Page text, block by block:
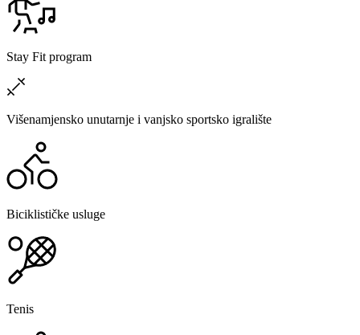
Stay Fit program
Višenamjensko unutarnje i vanjsko sportsko igralište
Biciklističke usluge
Tenis